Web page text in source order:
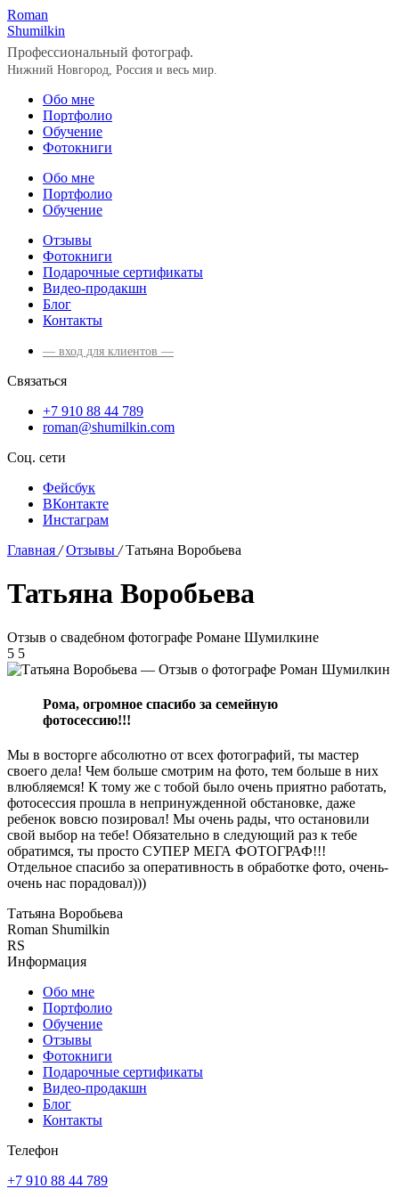
Roman
Shumilkin
Профессиональный фотограф.
Нижний Новгород, Россия и весь мир.
Обо мне
Портфолио
Обучение
Фотокниги
Обо мне
Портфолио
Обучение
Отзывы
Фотокниги
Подарочные сертификаты
Видео-продакшн
Блог
Контакты
— вход для клиентов —
Связаться
+7 910 88 44 789
roman@shumilkin.com
Соц. сети
Фейсбук
ВКонтакте
Инстаграм
Главная / Отзывы / Татьяна Воробьева
Татьяна Воробьева
Отзыв о свадебном фотографе Романе Шумилкине
5 5
Рома, огромное спасибо за семейную
фотосессию!!!
Мы в восторге абсолютно от всех фотографий, ты мастер
своего дела! Чем больше смотрим на фото, тем больше в них
влюбляемся! К тому же с тобой было очень приятно работать,
фотосессия прошла в непринужденной обстановке, даже
ребенок вовсю позировал! Мы очень рады, что остановили
свой выбор на тебе! Обязательно в следующий раз к тебе
обратимся, ты просто СУПЕР МЕГА ФОТОГРАФ!!!
Отдельное спасибо за оперативность в обработке фото, очень-
очень нас порадовал)))
Татьяна Воробьева
Roman Shumilkin
RS
Информация
Обо мне
Портфолио
Обучение
Отзывы
Фотокниги
Подарочные сертификаты
Видео-продакшн
Блог
Контакты
Телефон
+7 910 88 44 789